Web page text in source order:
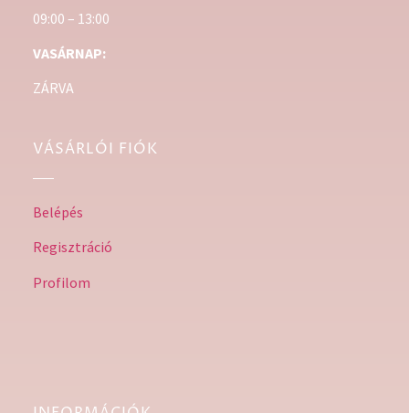
09:00 – 13:00
VASÁRNAP:
ZÁRVA
VÁSÁRLÓI FIÓK
Belépés
Regisztráció
Profilom